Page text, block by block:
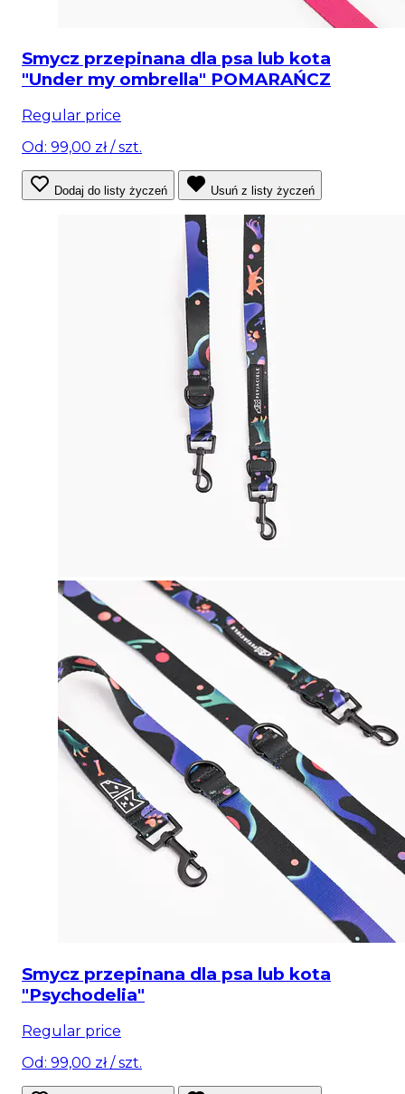
Smycz przepinana dla psa lub kota
"Under my ombrella" POMARAŃCZ
Regular price
Od: 99,00 zł/ szt.
Dodaj do listy życzeń Usuń z listy życzeń
Smycz przepinana dla psa lub kota
"Psychodelia"
Regular price
Od: 99,00 zł/ szt.